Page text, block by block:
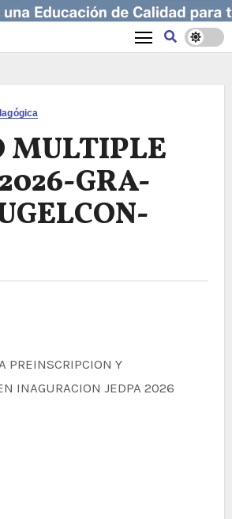
MULTIPLE
GRA-
INAGURACION JEDPA 2026